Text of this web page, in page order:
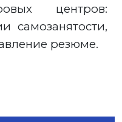
центров:
самозанятости,
резюме.